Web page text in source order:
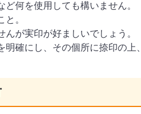
何を使用しても構いません。
と。
んが実印が好ましいでしょう。
明確にし、その個所に捺印の上